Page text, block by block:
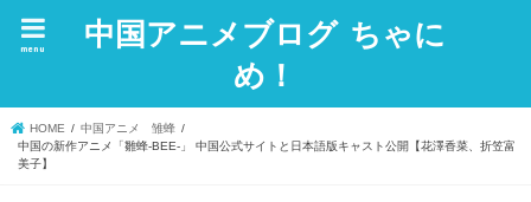
中国アニメブログ ちゃに
め！
menu
HOME
中国アニメ 雏蜂
中国の新作アニメ「雛蜂-BEE-」 中国公式サイトと日本語版キャスト公開【花澤香菜、折笠富
美子】